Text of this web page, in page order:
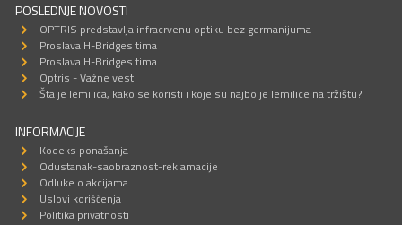
POSLEDNJE NOVOSTI
OPTRIS predstavlja infracrvenu optiku bez germanijuma
Proslava H-Bridges tima
Proslava H-Bridges tima
Optris - Važne vesti
Šta je lemilica, kako se koristi i koje su najbolje lemilice na tržištu?
INFORMACIJE
Kodeks ponašanja
Odustanak-saobraznost-reklamacije
Odluke o akcijama
Uslovi korišćenja
Politika privatnosti